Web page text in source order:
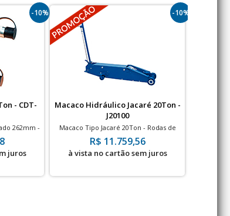
-10%
- CDT-
262mm -
juros
-10%
Macaco Hidráulico Jacaré 20Ton -
J20100
Macaco Tipo Jacaré 20Ton - Rodas de
Ferro
R$ 11.759,56
à vista no cartão sem juros